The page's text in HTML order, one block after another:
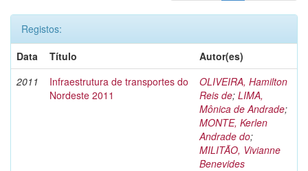
Registos:
Data
Título
Autor(es)
2011
Infraestrutura de transportes do
Nordeste 2011
OLIVEIRA, Hamilton
Reis de; LIMA,
Mônica de Andrade;
MONTE, Kerlen
Andrade do;
MILITÃO, Vivianne
Benevides